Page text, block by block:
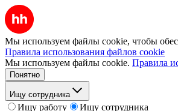
Мы используем файлы cookie, чтобы
Правила использования файлов cookie
Мы используем файлы cookie. Правила
Понятно
Ищу сотрудника
Ищу работу
Ищу сотрудника